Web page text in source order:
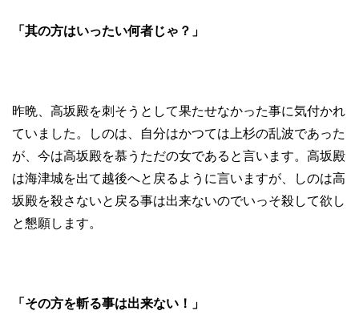
「其の方はいったい何者じゃ？」
昨晩、高坂殿を刺そうとして果たせなかった事に気付かれ
ていました。しのは、自分はかつては上杉の乱波であった
が、今は高坂殿を慕うただの女であると言います。高坂殿
は海津城を出て越後へと戻るように言いますが、しのは高
坂殿を殺さないと戻る事は出来ないのでいっそ殺して欲し
と懇願します。
「その方を斬る事は出来ない！」